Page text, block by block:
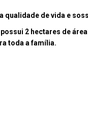
qualidade de vida e
2 hectares de área
toda a família.